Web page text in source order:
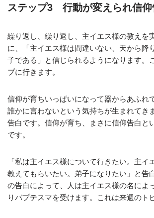
ステップ3 行動が変えられ信仰
繰り返し、繰り返し、主イエス様の教えを
に、「主イエス様は間違いない、天から降
子である」と信じられるようになります。
プに行きます。
信仰が育ちいっぱいになって器からあふれ
誰かに言わないという気持ちが生まれてき
告白です。信仰が育ち、まさに信仰告白と
です。
「私は主イエス様について行きたい。主イ
教えてもらいたい。弟子になりたい」と告
の告白によって、人は主イエス様の名によ
りバプテスマを受けます。これは来週のト